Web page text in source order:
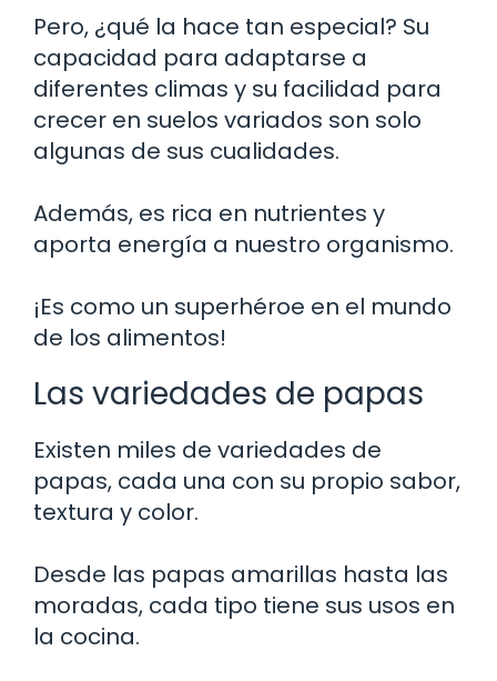
Pero, ¿qué la hace tan especial? Su
capacidad para adaptarse a
diferentes climas y su facilidad para
crecer en suelos variados son solo
algunas de sus cualidades.
Además, es rica en nutrientes y
aporta energía a nuestro organismo.
¡Es como un superhéroe en el mundo
de los alimentos!
Las variedades de papas
Existen miles de variedades de
papas, cada una con su propio sabor,
textura y color.
Desde las papas amarillas hasta las
moradas, cada tipo tiene sus usos en
la cocina.